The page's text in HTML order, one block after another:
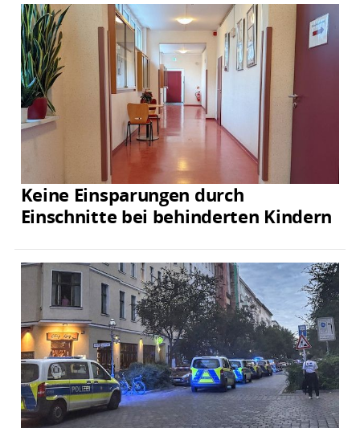
Keine Einsparungen durch
Einschnitte bei behinderten Kindern